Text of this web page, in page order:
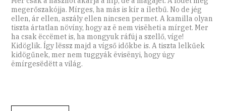
megerőszakójja. Mírges, ha más is kír a íletbű. No de jég
ellen, ár ellen, aszály ellen nincsen permet. A kamilla olyan
tiszta ártatlan növíny, hogy az ē nem visēheti a mírget. Mer
ha csak ëccëmet is, ha mongyuk ráfúj a szellő, víge!
Kidöglik. Így lëssz majd a vígső időkbe is. A tiszta lelkűek
kidögűnek, mer nem tuggyák ēvisēnyi, hogy úgy
ēmírgesëdëtt a világ.